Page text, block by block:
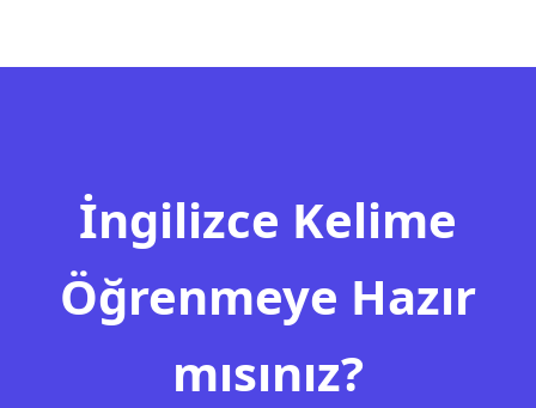
İngilizce Kelime
Öğrenmeye Hazır
mısınız?